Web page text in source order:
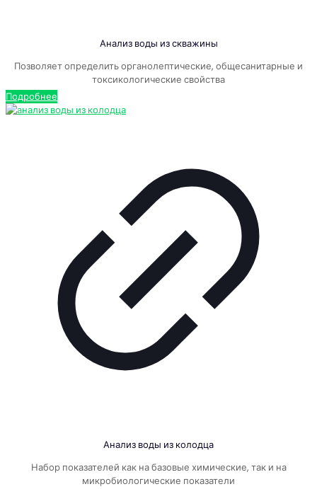
Анализ воды из скважины
Позволяет определить органолептические, общесанитарные и
токсикологические свойства
Подробнее
Анализ воды из колодца
Набор показателей как на базовые химические, так и на
микробиологические показатели